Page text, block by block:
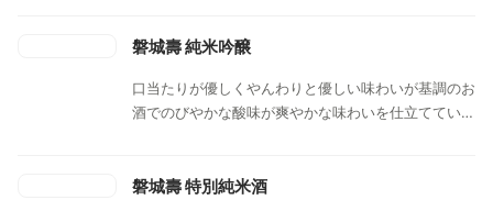
磐城壽 純米吟醸
口当たりが優しくやんわりと優しい味わいが基調のお
酒でのびやかな酸味が爽やかな味わいを仕立てていま
磐城壽 特別純米酒